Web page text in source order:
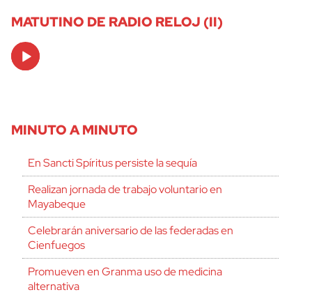
MATUTINO DE RADIO RELOJ (II)
Audio
Player
MINUTO A MINUTO
En Sancti Spíritus persiste la sequía
Realizan jornada de trabajo voluntario en
Mayabeque
Celebrarán aniversario de las federadas en
Cienfuegos
Promueven en Granma uso de medicina
alternativa